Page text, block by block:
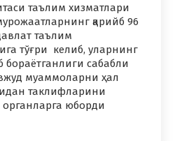
таълим хизматлари
қарийб 96
таълим
тўғри келиб, уларнинг
бораётганлиги сабабли
муаммоларни ҳал
таклифларини
органларга юборди